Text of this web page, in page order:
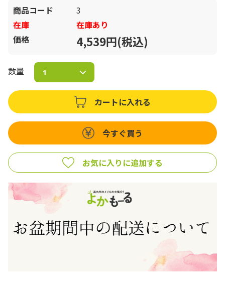
商品コード
3
在庫
在庫あり
価格
4,539円(税込)
数量
カートに入れる
今すぐ買う
お気に入りに追加する